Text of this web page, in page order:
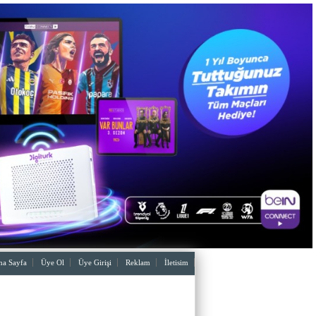
Sayfa Üye Ol Üye Girişi Reklam İletisim